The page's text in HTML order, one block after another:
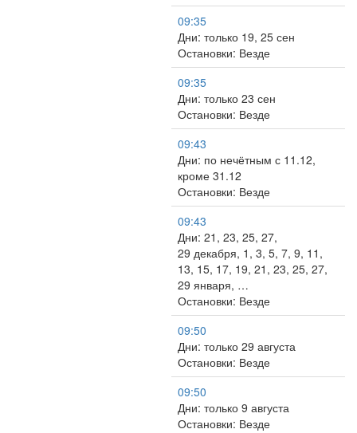
09:35
Дни: только 19, 25 сен
Остановки: Везде
09:35
Дни: только 23 сен
Остановки: Везде
09:43
Дни: по нечётным с 11.12,
кроме 31.12
Остановки: Везде
09:43
Дни: 21, 23, 25, 27,
29 декабря, 1, 3, 5, 7, 9, 11,
13, 15, 17, 19, 21, 23, 25, 27,
29 января, …
Остановки: Везде
09:50
Дни: только 29 августа
Остановки: Везде
09:50
Дни: только 9 августа
Остановки: Везде